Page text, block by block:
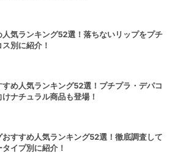
人気ランキング52選！落ちないリップをプチ
別に紹介！
め人気ランキング52選！プチプラ・デパコ
ナチュラル商品も登場！
おすすめ人気ランキング52選！徹底調査して
イプ別に紹介！